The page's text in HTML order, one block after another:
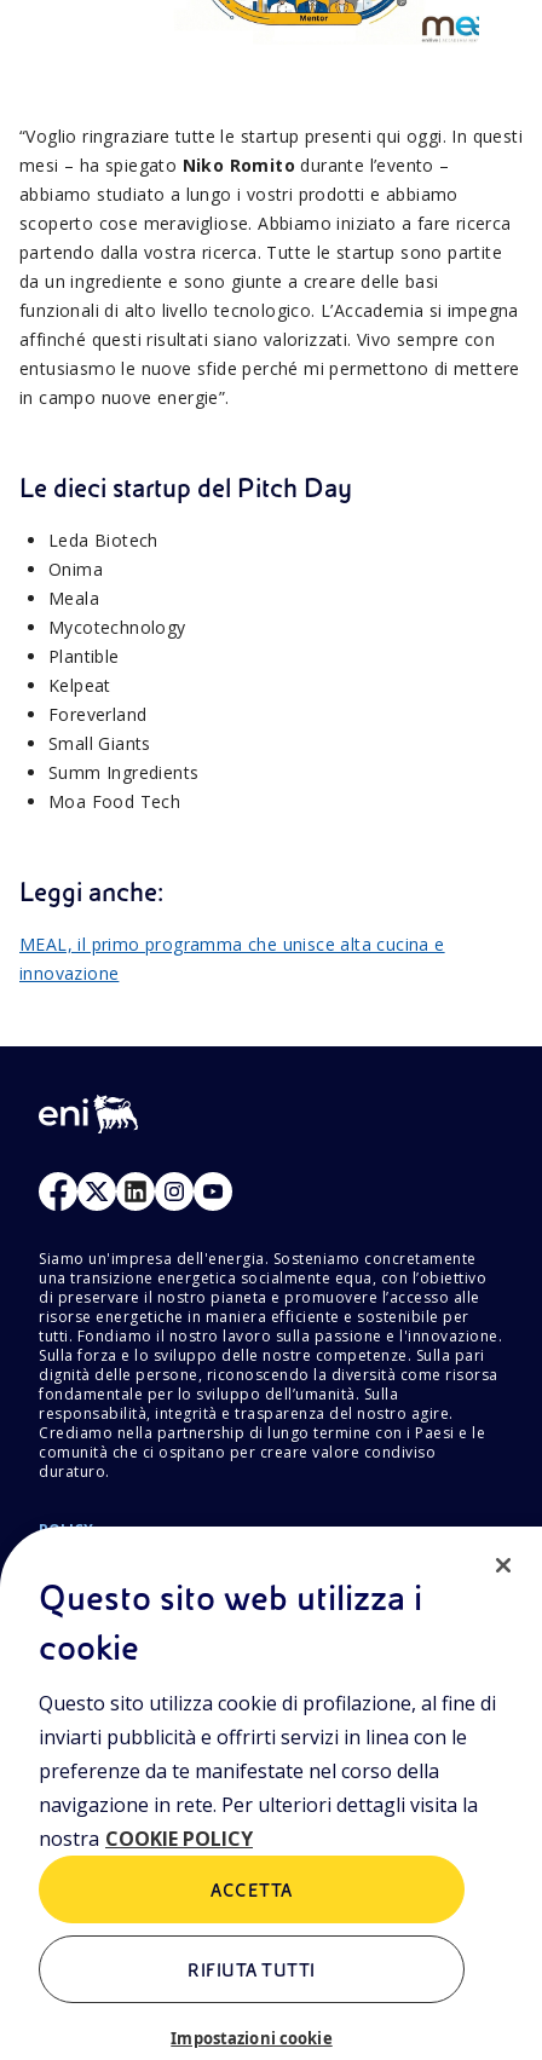
“Voglio ringraziare tutte le startup presenti qui oggi. In questi
mesi – ha spiegato Niko Romito durante l’evento –
abbiamo studiato a lungo i vostri prodotti e abbiamo
scoperto cose meravigliose. Abbiamo iniziato a fare ricerca
partendo dalla vostra ricerca. Tutte le startup sono partite
da un ingrediente e sono giunte a creare delle basi
funzionali di alto livello tecnologico. L’Accademia si impegna
affinché questi risultati siano valorizzati. Vivo sempre con
entusiasmo le nuove sfide perché mi permettono di mettere
in campo nuove energie”.
Le dieci startup del Pitch Day
Leda Biotech
Onima
Meala
Mycotechnology
Plantible
Kelpeat
Foreverland
Small Giants
Summ Ingredients
Moa Food Tech
Leggi anche:
MEAL, il primo programma che unisce alta cucina e
innovazione
Siamo un'impresa dell'energia. Sosteniamo concretamente
una transizione energetica socialmente equa, con l’obiettivo
di preservare il nostro pianeta e promuovere l’accesso alle
risorse energetiche in maniera efficiente e sostenibile per
tutti. Fondiamo il nostro lavoro sulla passione e l'innovazione.
Sulla forza e lo sviluppo delle nostre competenze. Sulla pari
dignità delle persone, riconoscendo la diversità come risorsa
fondamentale per lo sviluppo dell’umanità. Sulla
responsabilità, integrità e trasparenza del nostro agire.
Crediamo nella partnership di lungo termine con i Paesi e le
comunità che ci ospitano per creare valore condiviso
duraturo.
POLICY
Cookie Policy
Sede Legale
Piazzale Enrico Mattei, 1 00144 Roma
Sedi secondarie
(MI)
Capitale sociale
€ 4.005.358.876,00 i.v.
C. Fiscale e Registro Imprese di Roma
n. 00484960588
Partita IVA
n. 00905811006
Questo sito web utilizza i
cookie
Questo sito utilizza cookie di profilazione, al fine di
inviarti pubblicità e offrirti servizi in linea con le
preferenze da te manifestate nel corso della
navigazione in rete. Per ulteriori dettagli visita la
nostra COOKIE POLICY
Impostazioni cookie
RIFIUTA TUTTI
ACCETTA